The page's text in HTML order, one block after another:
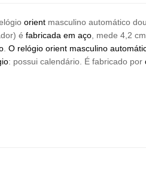
orient masculino automático
é fabricada em aço , mede 4,2
O relógio orient masculino
: possui calendário. É fabricado por